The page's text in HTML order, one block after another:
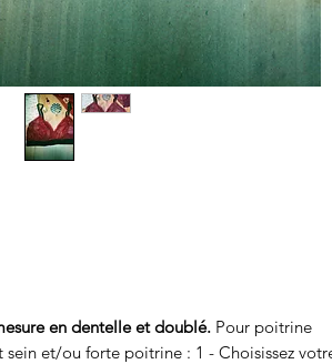
en dentelle et doublé. Pour poitrine
et/ou forte poitrine : 1 - Choisissez